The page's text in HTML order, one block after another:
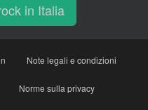
in Italia
Note legali e condizioni
Norme sulla privacy